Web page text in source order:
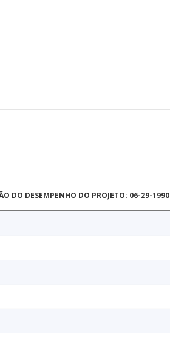
DO DESEMPENHO DO PROJETO: 06-29-1990